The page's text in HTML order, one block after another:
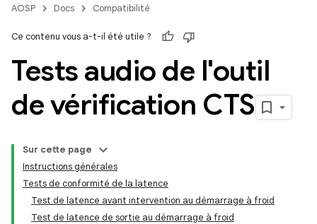
AOSP Docs Compatibilité
Ce contenu vous a-t-il été utile ?
Tests audio de l'outil
de vérification CTS
Sur cette page
Instructions générales
Tests de conformité de la latence
Test de latence avant intervention au démarrage à froid
Test de latence de sortie au démarrage à froid